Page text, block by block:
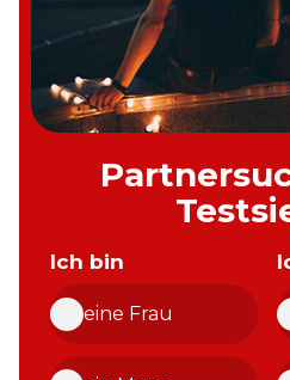
Ich bin
eine Frau